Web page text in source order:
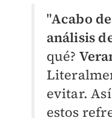
"Acabo
análisis
qué?
evitar.
estos